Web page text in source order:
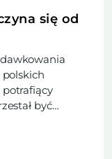
się od
być
czy